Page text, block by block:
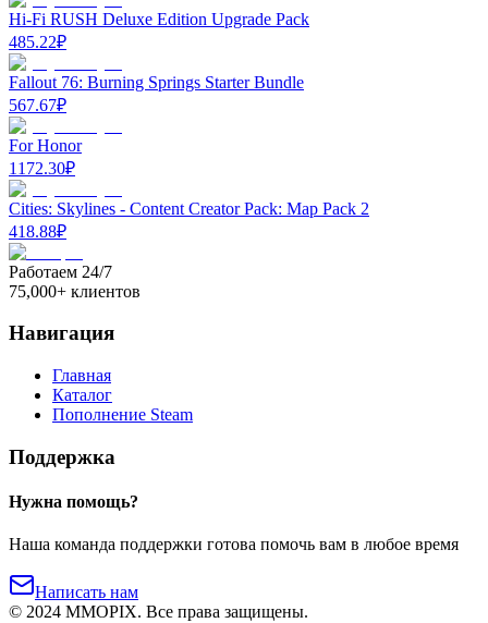
Hi-Fi RUSH Deluxe Edition Upgrade Pack
485.22₽
Fallout 76: Burning Springs Starter Bundle
567.67₽
For Honor
1172.30₽
Cities: Skylines - Content Creator Pack: Map Pack 2
418.88₽
Работаем 24/7
75,000+ клиентов
Навигация
Главная
Каталог
Пополнение Steam
Поддержка
Нужна помощь?
Наша команда поддержки готова помочь вам в любое время
Написать нам
© 2024 MMOPIX. Все права защищены.